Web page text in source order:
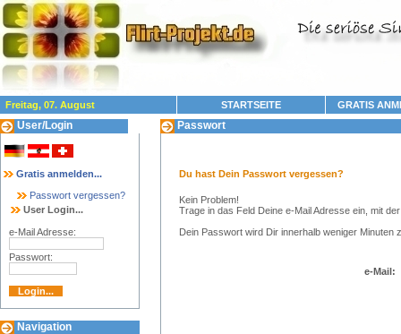
Freitag, 07. August STARTSEITE GRATIS
User/Login
Gratis anmelden...
Passwort vergessen?
User Login...
e-Mail Adresse:
Passwort:
Navigation
Passwort
Du hast Dein Passwort vergessen?
Kein Problem!
Trage in das Feld Deine e-Mail Adresse ein, mit
Dein Passwort wird Dir innerhalb weniger Minuten
e-Mail: